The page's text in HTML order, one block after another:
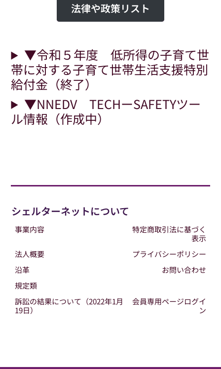
法律や政策リスト
▼令和５年度 低所得の子育て世
帯に対する子育て世帯生活支援特別
給付金（終了）
▼NNEDV TECHーSAFETYツー
ル情報（作成中）
シェルターネットについて
事業内容
特定商取引法に基づく
表示
法人概要
プライバシーポリシー
沿革
お問い合わせ
規定類
訴訟の結果について（2022年1月
19日）
会員専用ページログイ
ン